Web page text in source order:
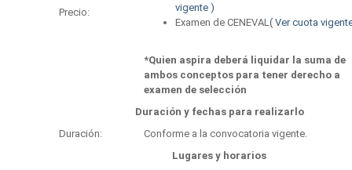
Precio:
vigente )
Examen de CENEVAL( Ver cuota
*Quien aspira deberá liquidar la suma de
ambos conceptos para tener derecho a
examen de selección
Duración y fechas para realizarlo
Duración:
Conforme a la convocatoria vigente.
Lugares y horarios